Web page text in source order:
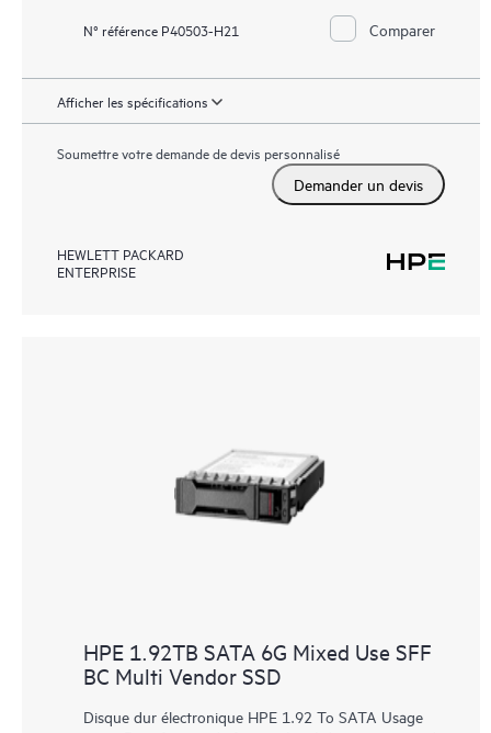
N° référence P40503-H21 Comparer
Afficher les spécifications
Soumettre votre demande de devis personnalisé
Demander un devis
HEWLETT PACKARD
ENTERPRISE
HPE 1.92TB SATA 6G Mixed Use SFF
BC Multi Vendor SSD
Disque dur électronique HPE 1.92 To SATA Usage